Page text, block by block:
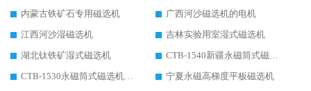
内蒙古铁矿石专用磁选机
广西河沙磁选机的电机
江西河沙湿磁选机
吉林实验用室湿式磁选机
湖北钛铁矿湿式磁选机
CTB-1540新疆永磁筒式磁选机
CTB-1530永磁筒式磁选机代理商
宁夏永磁高梯度平板磁选机